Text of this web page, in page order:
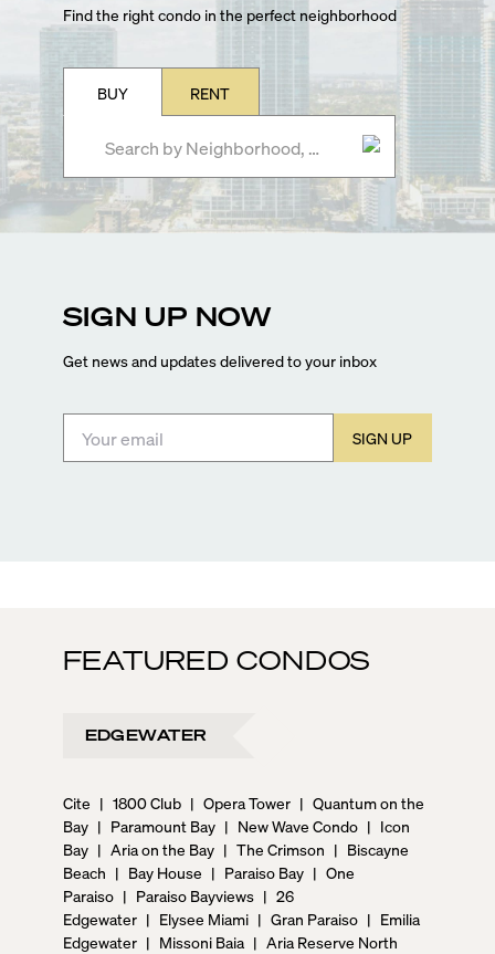
Find the right condo in the perfect neighborhood
BUY RENT
SIGN UP NOW
Get news and updates delivered to your inbox
SIGN UP
FEATURED CONDOS
EDGEWATER
Cite | 1800 Club | Opera Tower | Quantum on the
Bay | Paramount Bay | New Wave Condo | Icon
Bay | Aria on the Bay | The Crimson | Biscayne
Beach | Bay House | Paraiso Bay | One
Paraiso | Paraiso Bayviews | 26
Edgewater | Elysee Miami | Gran Paraiso | Emilia
Edgewater | Missoni Baia | Aria Reserve North